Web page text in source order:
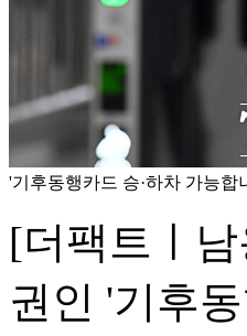
'기후동행카드 승·하차 가능합
[더팩트ㅣ
권인 '기후